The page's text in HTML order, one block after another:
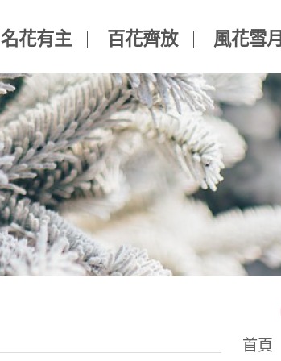
名花有主 百花齊放 風花雪月
首頁